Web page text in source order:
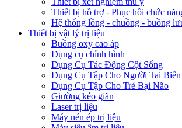
Thiết bị hỗ trợ - Phục hồi chức
Hệ thống lồng - chuồng - buồng
Thiết bị vật lý trị liệu
Buồng oxy cao áp
Dụng cụ chỉnh hình
Dụng Cụ Tác Động Cột Sống
Dụng Cụ Tập Cho Người Tai Biến
Dụng Cụ Tập Cho Trẻ Bại Não
Giường kéo giãn
Laser trị liệu
Máy nén ép trị liệu